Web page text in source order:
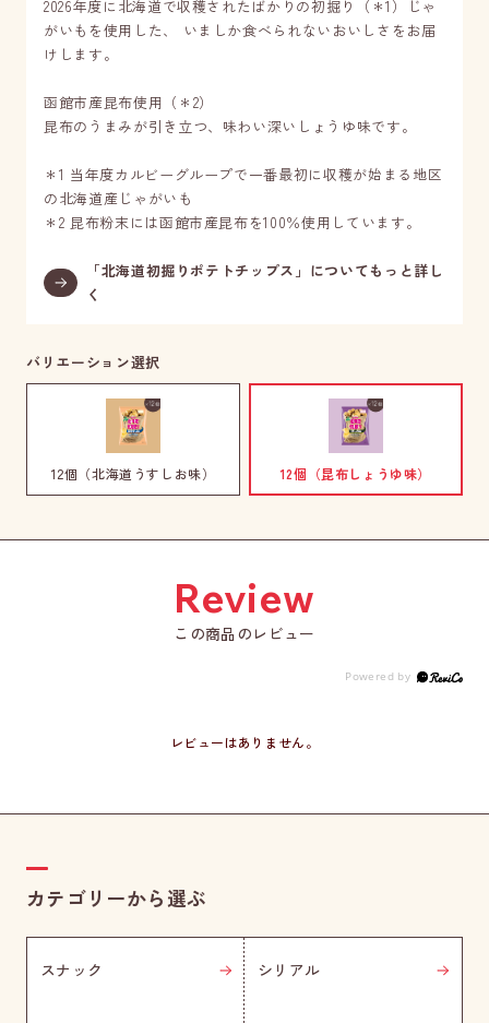
2026年度に北海道で収穫されたばかりの初掘り（＊1）じゃ
がいもを使用した、 いましか食べられないおいしさをお届
けします。
函館市産昆布使用（＊2）
昆布のうまみが引き立つ、味わい深いしょうゆ味です。
＊1 当年度カルビーグループで一番最初に収穫が始まる地区
の北海道産じゃがいも
＊2 昆布粉末には函館市産昆布を100％使用しています。
「北海道初掘りポテトチップス」についてもっと詳し
く
バリエーション選択
12個（北海道うすしお味） 12個（昆布しょうゆ味）
この商品のレビュー
レビューはありません。
カテゴリーから選ぶ
スナック シリアル